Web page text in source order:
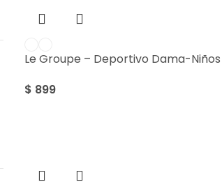
Le Groupe – Deportivo Dama-Niños
$ 899